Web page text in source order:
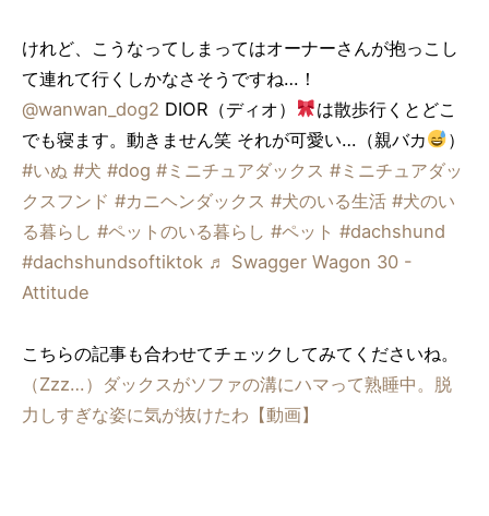
けれど、こうなってしまってはオーナーさんが抱っこし
て連れて行くしかなさそうですね…！
@wanwan_dog2 DIOR（ディオ）
は散歩行くとどこ
でも寝ます。動きません笑 それが可愛い…（親バカ
）
#いぬ #犬 #dog #ミニチュアダックス #ミニチュアダッ
クスフンド #カニヘンダックス #犬のいる生活 #犬のい
る暮らし #ペットのいる暮らし #ペット #dachshund
#dachshundsoftiktok ♬ Swagger Wagon 30 -
Attitude
こちらの記事も合わせてチェックしてみてくださいね。
（Zzz…）ダックスがソファの溝にハマって熟睡中。脱
力しすぎな姿に気が抜けたわ【動画】